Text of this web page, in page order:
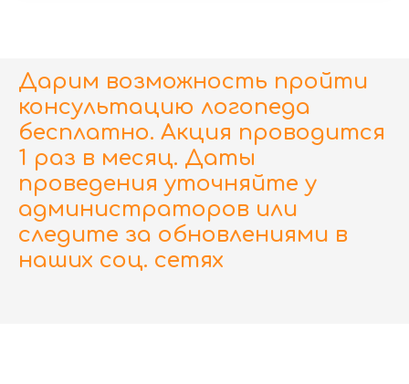
Дарим возможность пройти
консультацию логопеда
бесплатно. Акция проводится
1 раз в месяц. Даты
проведения уточняйте у
администраторов или
следите за обновлениями в
наших соц. сетях